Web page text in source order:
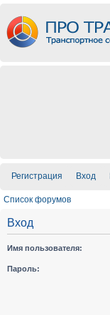
Регистрация Вход
Список форумов
Вход
Имя пользователя:
Пароль: